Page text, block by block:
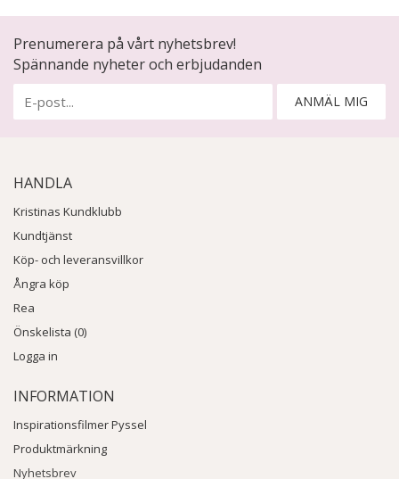
Prenumerera på vårt nyhetsbrev!
Spännande nyheter och erbjudanden
ANMÄL MIG
HANDLA
Kristinas Kundklubb
Kundtjänst
Köp- och leveransvillkor
Ångra köp
Rea
Önskelista (0)
Logga in
INFORMATION
Inspirationsfilmer Pyssel
Produktmärkning
Nyhetsbrev